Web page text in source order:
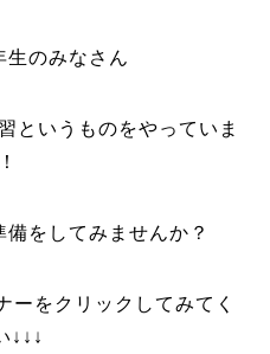
生のみなさん
というものをやっていま
をしてみませんか？
ーをクリックしてみてく
↓↓↓